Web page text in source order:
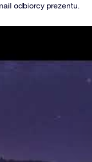
odbiorcy prezentu.